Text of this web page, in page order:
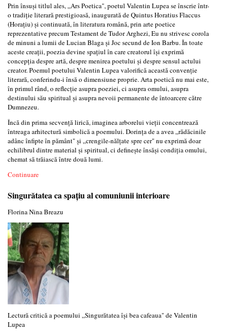
Prin însuși titlul ales, „Ars Poetica", poetul Valentin Lupea se înscrie într-
o tradiție literară prestigioasă, inaugurată de Quintus Horatius Flaccus
(Horațiu) și continuată, în literatura română, prin arte poetice
reprezentative precum Testament de Tudor Arghezi, Eu nu strivesc corola
de minuni a lumii de Lucian Blaga și Joc secund de Ion Barbu. În toate
aceste creații, poezia devine spațiul în care creatorul își exprimă
concepția despre artă, despre menirea poetului și despre sensul actului
creator. Poemul poetului Valentin Lupea valorifică această convenție
literară, conferindu-i însă o dimensiune proprie. Arta poetică nu mai este,
în primul rând, o reflecție asupra poeziei, ci asupra omului, asupra
destinului său spiritual și asupra nevoii permanente de întoarcere către
Dumnezeu.
Încă din prima secvență lirică, imaginea arborelui vieții concentrează
întreaga arhitectură simbolică a poemului. Dorința de a avea „rădăcinile
adânc înfipte în pământ" și „crengile-nălțate spre cer" nu exprimă doar
echilibrul dintre material și spiritual, ci definește însăși condiția omului,
chemat să trăiască între două lumi.
Continuare
Singurătatea ca spațiu al comuniunii interioare
Florina Nina Breazu
Lectură critică a poemului „Singurătatea își bea cafeaua" de Valentin
Lupea